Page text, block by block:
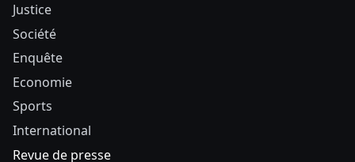
Justice
Société
Enquête
Economie
Sports
International
Revue de presse